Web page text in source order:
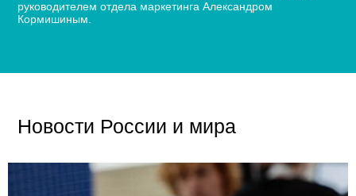
руководителем отдела маркетинга Александром
Кормишиным.
Новости России и мира